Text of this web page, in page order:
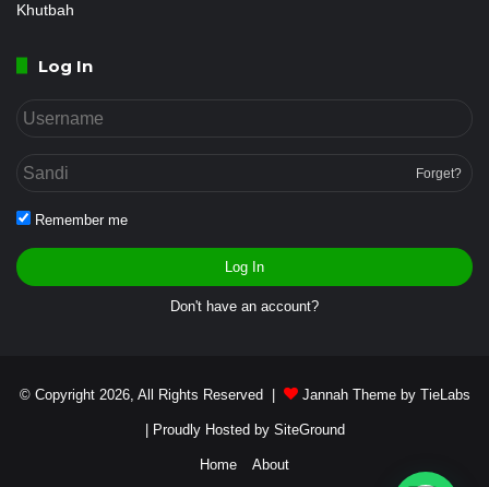
Khutbah
Log In
Forget?
Remember me
Log In
Don't have an account?
© Copyright 2026, All Rights Reserved | Jannah Theme by TieLabs
| Proudly Hosted by SiteGround
Home About